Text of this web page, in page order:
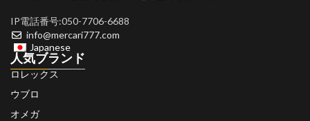
IP電話番号:050-7706-6688
info@mercari777.com
Japanese
人気ブランド
ロレックス
ウブロ
オメガ